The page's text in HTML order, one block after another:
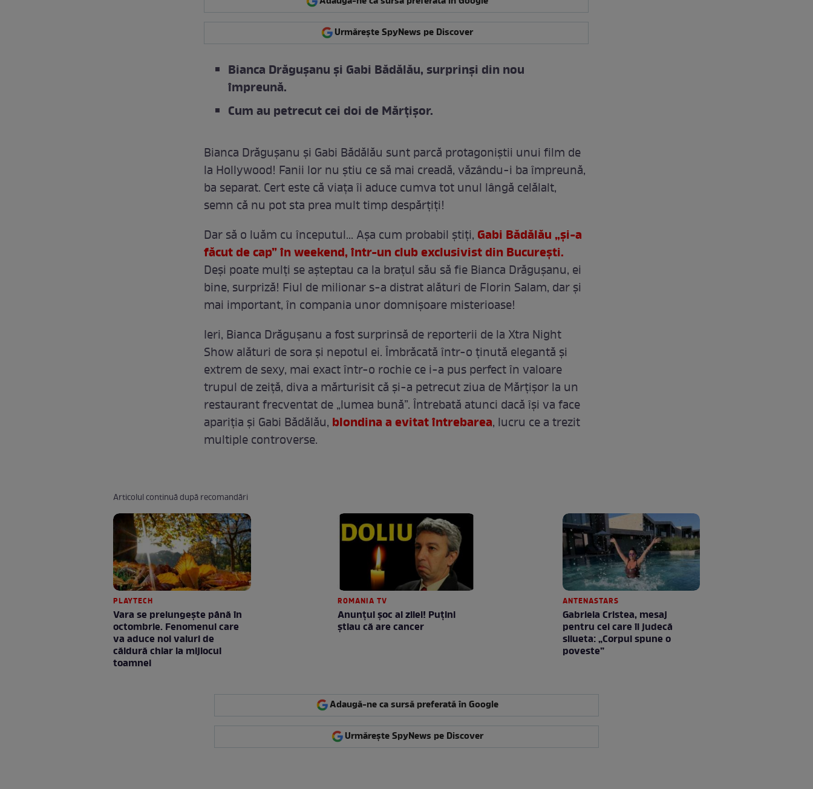
Urmărește SpyNews pe Discover
Bianca Drăgușanu și Gabi Bădălău, surprinși din nou
împreună.
Cum au petrecut cei doi de Mărțișor.
Bianca Drăgușanu și Gabi Bădălău sunt parcă protagoniștii unui film de
la Hollywood! Fanii lor nu știu ce să mai creadă, văzându-i ba împreună,
ba separat. Cert este că viața îi aduce cumva tot unul lângă celălalt,
semn că nu pot sta prea mult timp despărțiți!
Dar să o luăm cu începutul... Așa cum probabil știți, Gabi Bădălău „și-a
făcut de cap” în weekend, într-un club exclusivist din București.
Deși poate mulți se așteptau ca la brațul său să fie Bianca Drăgușanu, ei
bine, surpriză! Fiul de milionar s-a distrat alături de Florin Salam, dar și
mai important, în compania unor domnișoare misterioase!
Ieri, Bianca Drăgușanu a fost surprinsă de reporterii de la Xtra Night
Show alături de sora și nepotul ei. Îmbrăcată într-o ținută elegantă și
extrem de sexy, mai exact într-o rochie ce i-a pus perfect în valoare
trupul de zeiță, diva a mărturisit că și-a petrecut ziua de Mărțișor la un
restaurant frecventat de „lumea bună”. Întrebată atunci dacă își va face
apariția și Gabi Bădălău, blondina a evitat întrebarea, lucru ce a trezit
multiple controverse.
Articolul continuă după recomandări
PLAYTECH
Vara se prelungeşte până în
octombrie. Fenomenul care
va aduce noi valuri de
căldură chiar la mijlocul
toamnei
ROMANIA TV
Anunţul şoc al zilei! Puţini
ştiau că are cancer
ANTENASTARS
Gabriela Cristea, mesaj
pentru cei care îi judecă
silueta: „Corpul spune o
poveste”
Adaugă-ne ca sursă preferată în Google
Urmărește SpyNews pe Discover